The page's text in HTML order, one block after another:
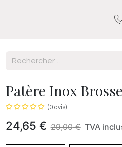
Patère Inox
(0 avis)
24,65 € 29,00€ TVA